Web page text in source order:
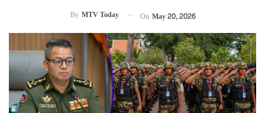
By MTV Today On May 20, 2026